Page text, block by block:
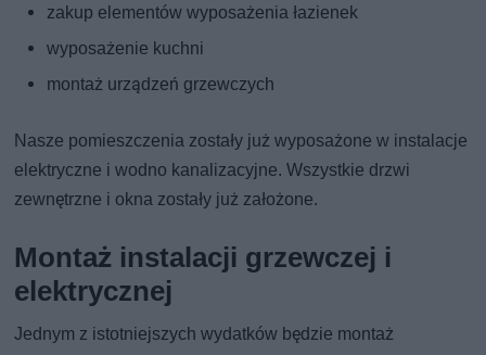
zakup elementów wyposażenia łazienek
wyposażenie kuchni
montaż urządzeń grzewczych
Nasze pomieszczenia zostały już wyposażone w instalacje
elektryczne i wodno kanalizacyjne. Wszystkie drzwi
zewnętrzne i okna zostały już założone.
Montaż instalacji grzewczej i
elektrycznej
Jednym z istotniejszych wydatków będzie montaż